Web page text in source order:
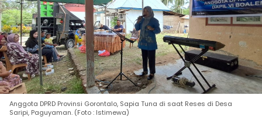
Anggota DPRD Provinsi Gorontalo, Sapia Tuna di saat Reses di Desa
Saripi, Paguyaman. (Foto : Istimewa)